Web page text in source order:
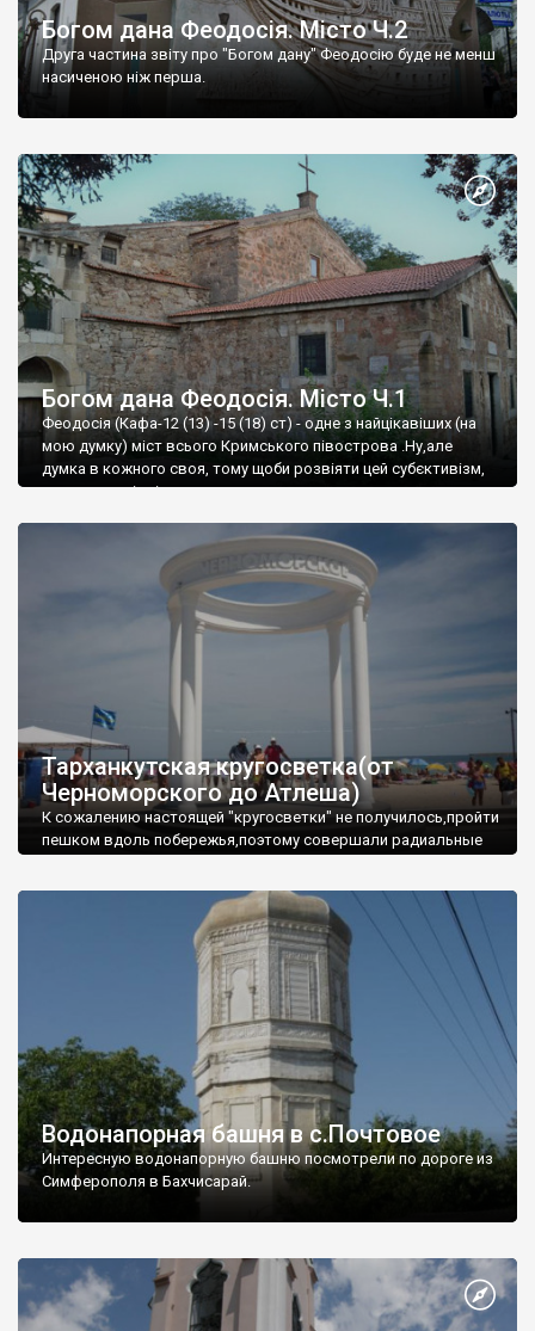
Богом дана Феодосія. Місто Ч.2
Друга частина звіту про "Богом дану" Феодосію буде не менш
насиченою ніж перша.
Богом дана Феодосія. Місто Ч.1
Феодосія (Кафа-12 (13) -15 (18) ст) - одне з найцікавіших (на
мою думку) міст всього Кримського півострова .Ну,але
думка в кожного своя, тому щоби розвіяти цей субєктивізм,
запрошую відвідати це
Тарханкутская кругосветка(от
Черноморского до Атлеша)
К сожалению настоящей "кругосветки" не получилось,пройти
пешком вдоль побережья,поэтому совершали радиальные
Водонапорная башня в с.Почтовое
Интересную водонапорную башню посмотрели по дороге из
Симферополя в Бахчисарай.